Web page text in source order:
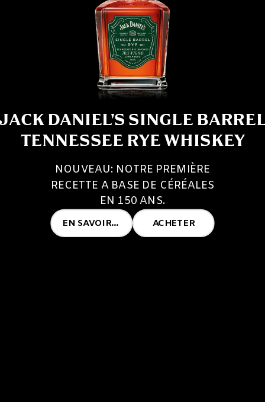
DANIEL'S SINGLE
TENNESSEE RYE WHISKEY
NOUVEAU: NOTRE PREMIÈRE
RECETTE A BASE DE CÉRÉALES
EN 150 ANS.
EN SAVOIR PLUS ACHETER